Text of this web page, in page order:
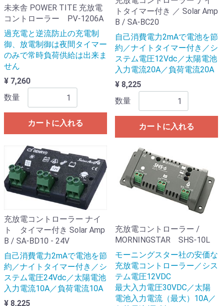
未来舎 POWER TITE 充放電
コントローラー PV-1206A
過充電と逆流防止の充電制
御、放電制御は夜間タイマー
のみで常時負荷供給は出来ま
せん
¥ 7,260
数量
カートに入れる
トタイマー付き ／ Solar Amp
B / SA-BC20
自己消費電力2mAで電池を節
約／ナイトタイマー付き／シ
ステム電圧12Vdc／太陽電池
入力電流20A／負荷電流20A
¥ 8,225
数量
カートに入れる
充放電コントローラー ナイ
ト タイマー付き Solar Amp
B / SA-BD10 - 24V
自己消費電力2mAで電池を節
約／ナイトタイマー付き／シ
ステム電圧24Vdc／太陽電池
入力電流10A／負荷電流10A
¥ 8,225
充放電コントローラー /
MORNINGSTAR SHS-10L
モーニングスター社の安価な
充放電コントローラー／シス
テム電圧12VDC
最大入力電圧30VDC／太陽
電池入力電流（最大）10A／